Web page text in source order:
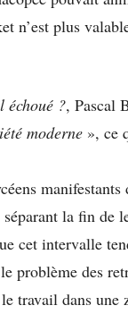
n’est plus
échoué ?, Pascal
moderne », ce
manifestants
la fin de
cet intervalle
problème des
travail dans une